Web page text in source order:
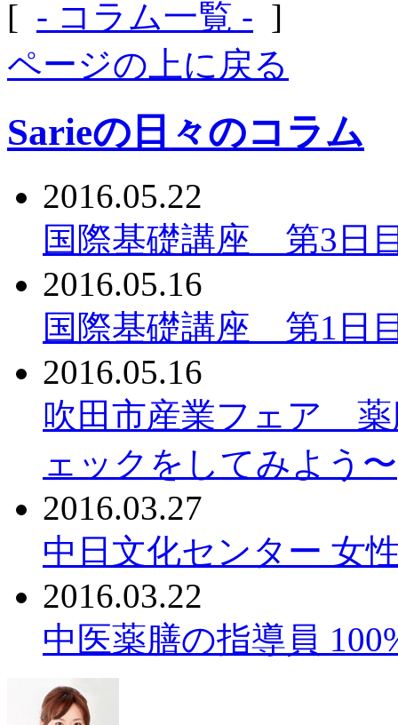
[ - コラム一覧 - ]
ページの上に戻る
Sarieの日々のコラム
2016.05.22
国際基礎講座 第3日
2016.05.16
国際基礎講座 第1日
2016.05.16
吹田市産業フェア 薬
ェックをしてみよう〜
2016.03.27
中日文化センター 女
2016.03.22
中医薬膳の指導員